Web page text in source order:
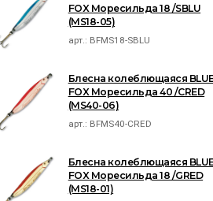
FOX Моресильда 18 /SBLU
(MS18-05)
арт.: BFMS18-SBLU
Блесна колеблющаяся
FOX Моресильда 40 /CRED
(MS40-06)
арт.: BFMS40-CRED
Блесна колеблющаяся
FOX Моресильда 18 /GRED
(MS18-01)